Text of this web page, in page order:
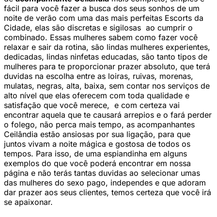
fácil para você fazer a busca dos seus sonhos de um
noite de verão com uma das mais perfeitas Escorts da
Cidade, elas são discretas e sigilosas ao cumprir o
combinado. Essas mulheres sabem como fazer você
relaxar e sair da rotina, são lindas mulheres experientes,
dedicadas, lindas ninfetas educadas, são tanto tipos de
mulheres para te proporcionar prazer absoluto, que terá
duvidas na escolha entre as loiras, ruivas, morenas,
mulatas, negras, alta, baixa, sem contar nos serviços de
alto nível que elas oferecem com toda qualidade e
satisfação que você merece, e com certeza vai
encontrar aquela que te causará arrepios e o fará perder
o folego, não perca mais tempo, as acompanhantes
Ceilândia estão ansiosas por sua ligação, para que
juntos vivam a noite mágica e gostosa de todos os
tempos. Para isso, de uma espiandinha em alguns
exemplos do que você poderá encontrar em nossa
página e não terás tantas duvidas ao selecionar umas
das mulheres do sexo pago, independes e que adoram
dar prazer aos seus clientes, temos certeza que você irá
se apaixonar.